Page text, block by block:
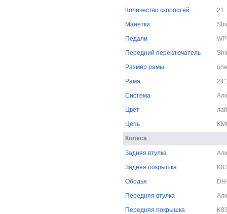
Количество скоростей
21
Манетки
Педали
Передний переключатель
Размер рамы
Рама
Система
Цвет
Цепь
Колеса
Задняя втулка
Задняя покрышка
Ободья
Передняя втулка
Передняя покрышка